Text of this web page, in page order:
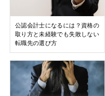
公認会計士になるには？資格の
取り方と未経験でも失敗しない
転職先の選び方